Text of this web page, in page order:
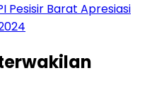
Pesisir Barat Apresiasi